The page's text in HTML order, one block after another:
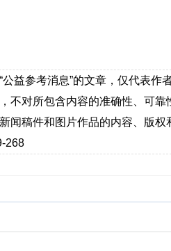
公益参考消息”的文章，仅代表
不对所包含内容的准确性、可
闻稿件和图片作品的内容、版
268